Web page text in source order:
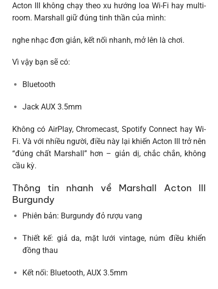
Acton III không chạy theo xu hướng loa Wi-Fi hay multi-
room. Marshall giữ đúng tinh thần của mình:
nghe nhạc đơn giản, kết nối nhanh, mở lên là chơi.
Vì vậy bạn sẽ có:
Bluetooth
Jack AUX 3.5mm
Không có AirPlay, Chromecast, Spotify Connect hay Wi-
Fi. Và với nhiều người, điều này lại khiến Acton III trở nên
“đúng chất Marshall” hơn – giản dị, chắc chắn, không
cầu kỳ.
Thông tin nhanh về Marshall Acton III
Burgundy
Phiên bản: Burgundy đỏ rượu vang
Thiết kế: giả da, mặt lưới vintage, núm điều khiển
đồng thau
Kết nối: Bluetooth, AUX 3.5mm